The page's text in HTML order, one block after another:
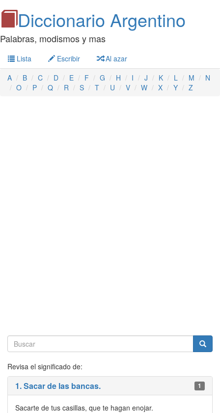
Diccionario Argentino
Palabras, modismos y mas
Lista Escribir
Al azar
A
B C D E F G H I J K L M
N
O
P Q R S T U V W X Y Z
Revisa el significado de:
1. Sacar de las bancas. 1
Sacarte de tus casillas, que te hagan enojar.